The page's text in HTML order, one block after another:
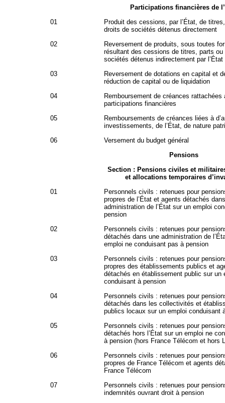
Participations financières de
01
Produit des cessions, par l’État, de
droits de sociétés détenus directement
02
Reversement de produits, sous toutes
résultant des cessions de titres, parts ou
sociétés détenus indirectement par l’État
03
Reversement de dotations en capital et
réduction de capital ou de liquidation
04
Remboursement de créances rattachées
participations financières
05
Remboursements de créances liées à
investissements, de l’État, de nature
06
Versement du budget général
Pensions
Section : Pensions civiles et
et allocations temporaires
01
Personnels civils : retenues pour
propres de l’État et agents détachés
administration de l’État sur un emploi
pension
02
Personnels civils : retenues pour
détachés dans une administration de
emploi ne conduisant pas à pension
03
Personnels civils : retenues pour
propres des établissements publics et
détachés en établissement public sur un
conduisant à pension
04
Personnels civils : retenues pour
détachés dans les collectivités et
publics locaux sur un emploi conduisant
05
Personnels civils : retenues pour
détachés hors l’État sur un emploi ne
à pension (hors France Télécom et hors
06
Personnels civils : retenues pour
propres de France Télécom et agents
France Télécom
07
Personnels civils : retenues pour
indemnités ouvrant droit à pension